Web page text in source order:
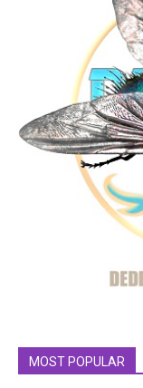
MOST POPULAR